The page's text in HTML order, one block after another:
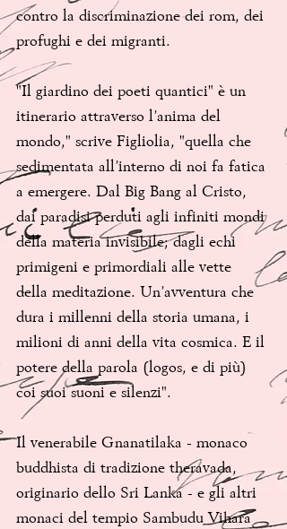
contro la discriminazione dei rom, dei
profughi e dei migranti.
"Il giardino dei poeti quantici" è un
itinerario attraverso l’anima del
mondo," scrive Figliolia, "quella che
sedimentata all’interno di noi fa fatica
a emergere. Dal Big Bang al Cristo,
dai paradisi perduti agli infiniti mondi
della materia invisibile; dagli echi
primigeni e primordiali alle vette
della meditazione. Un’avventura che
dura i millenni della storia umana, i
milioni di anni della vita cosmica. E il
potere della parola (logos, e di più)
coi suoi suoni e silenzi".
Il venerabile Gnanatilaka - monaco
buddhista di tradizione theravada,
originario dello Sri Lanka - e gli altri
monaci del tempio Sambudu Vihara